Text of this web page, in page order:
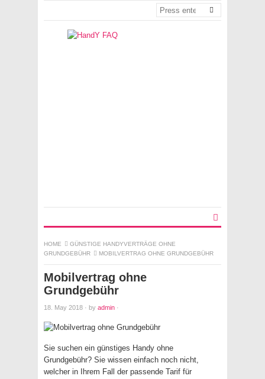
HOME
GÜNSTIGE HANDYVERTRÄGE OHNE
GRUNDGEBÜHR
MOBILVERTRAG OHNE GRUNDGEBÜHR
Mobilvertrag ohne
Grundgebühr
18. May 2018 · by admin ·
Sie suchen ein günstiges Handy ohne
Grundgebühr? Sie wissen einfach noch nicht,
welcher in Ihrem Fall der passende Tarif für